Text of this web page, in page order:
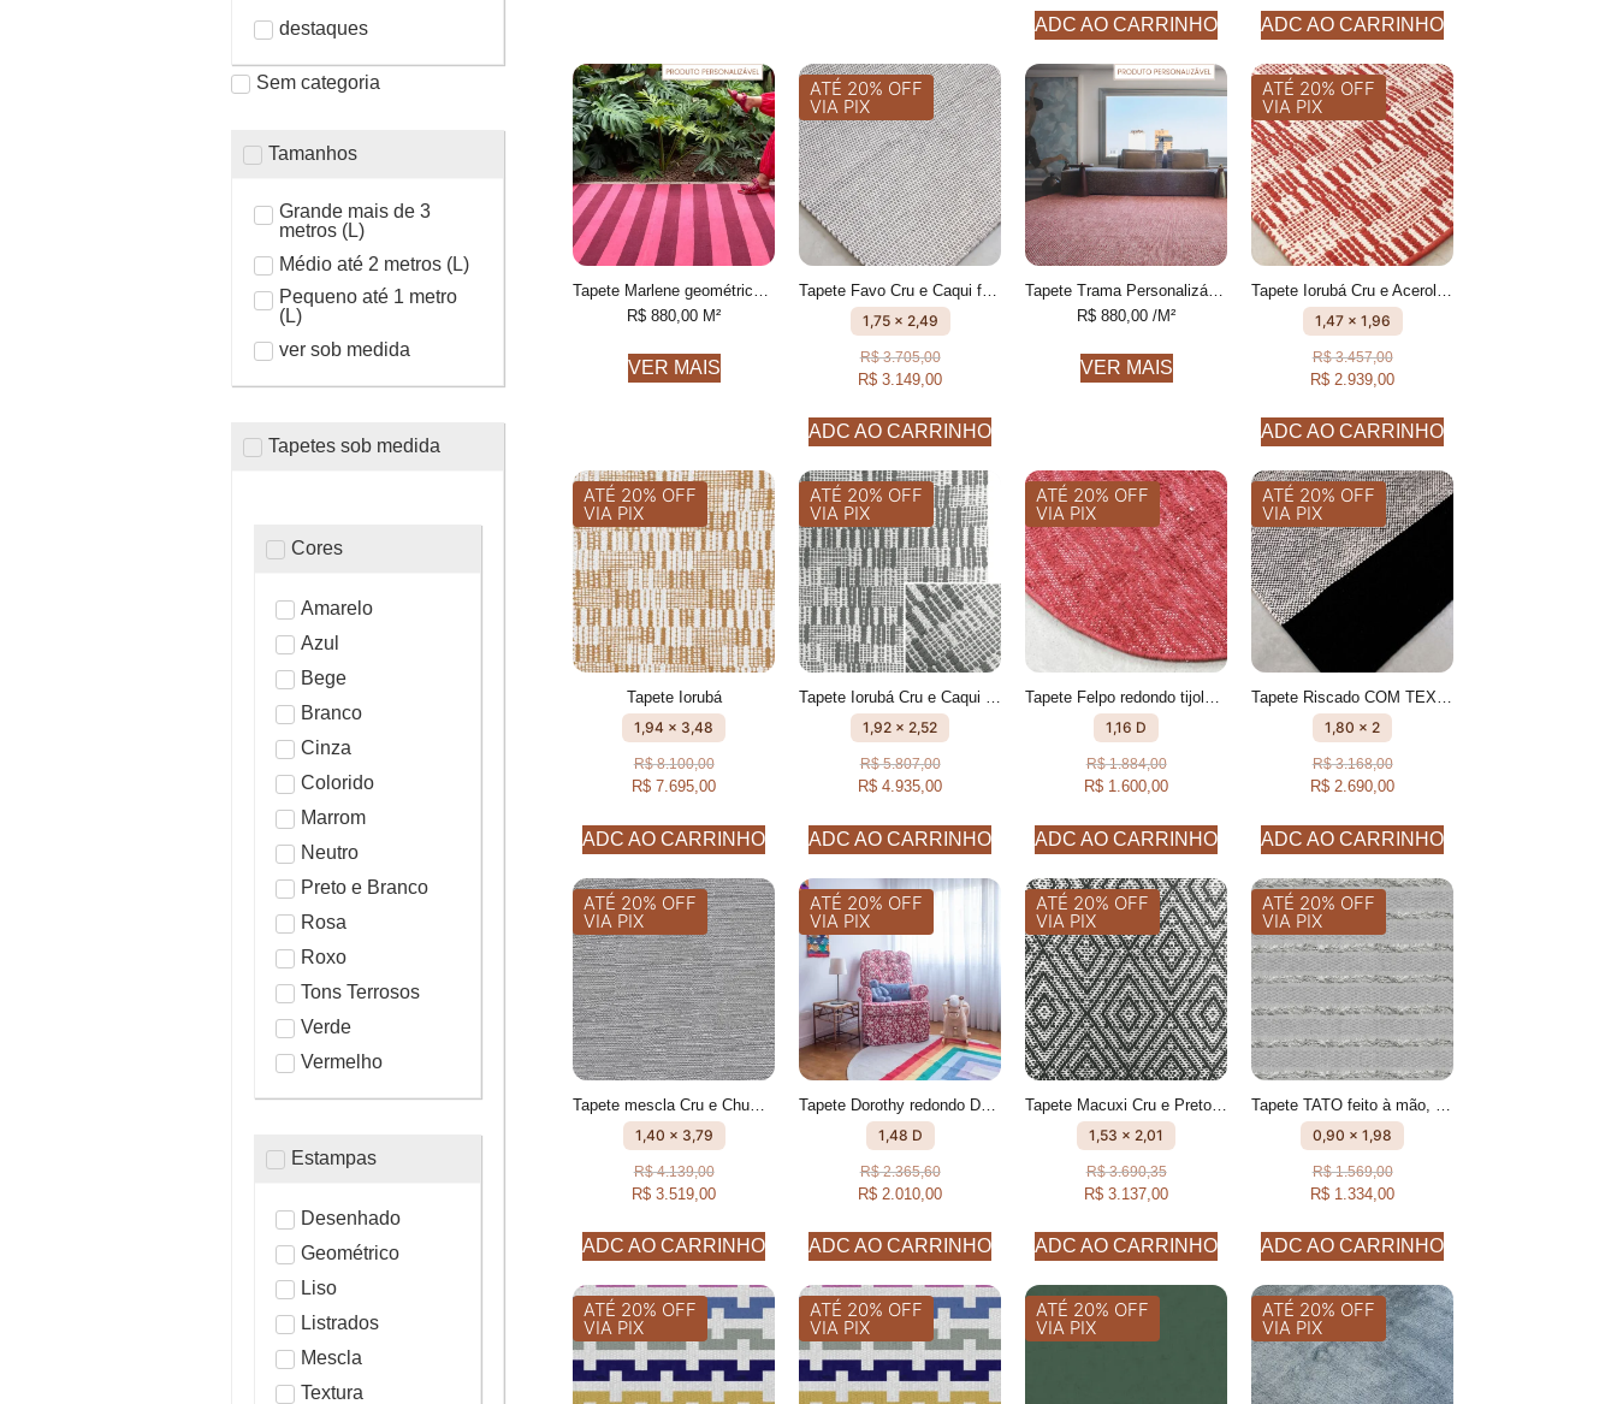
destaques
Sem categoria
Tamanhos
Grande mais de 3
metros (L)
Médio até 2 metros (L)
Pequeno até 1 metro
(L)
ver sob medida
Tapetes sob medida
Cores
Amarelo
Azul
Bege
Branco
Cinza
Colorido
Marrom
Neutro
Preto e Branco
Rosa
Roxo
Tons Terrosos
Verde
Vermelho
Estampas
Desenhado
Geométrico
Liso
Listrados
Mescla
Textura
ADC AO CARRINHO ADC AO CARRINHO
R$ 880,00 M²
VER MAIS
ATÉ 20% OFF
VIA PIX
1,75 x 2,49
R$3.705,00
R$ 3.149,00
ADC AO CARRINHO
R$ 880,00 /M²
VER MAIS
ATÉ 20% OFF
VIA PIX
1,47 x 1,96
R$3.457,00
R$ 2.939,00
ADC AO CARRINHO
ATÉ 20% OFF
VIA PIX
Tapete Iorubá
1,94 x 3,48
R$8.100,00
R$ 7.695,00
ADC AO CARRINHO
ATÉ 20% OFF
VIA PIX
Tapete Iorubá Cru e Caqui geométrico feito à mão, 100% algodão reciclado
1,92 x 2,52
R$5.807,00
R$ 4.935,00
ADC AO CARRINHO
ATÉ 20% OFF
VIA PIX
Tapete Felpo redondo tijolo Fios peludos feito à mão, 100% algodão reciclado
1,16 D
R$1.884,00
R$ 1.600,00
ADC AO CARRINHO
ATÉ 20% OFF
VIA PIX
Tapete Riscado COM TEXTURA FEITO À MÃO, 100% ALGODÃO RECICLADO
1,80 x 2
R$3.168,00
R$ 2.690,00
ADC AO CARRINHO
ATÉ 20% OFF
VIA PIX
1,40 x 3,79
R$4.139,00
R$ 3.519,00
ADC AO CARRINHO
ATÉ 20% OFF
VIA PIX
1,48 D
R$2.365,60
R$ 2.010,00
ADC AO CARRINHO
ATÉ 20% OFF
VIA PIX
1,53 x 2,01
R$3.690,35
R$ 3.137,00
ADC AO CARRINHO
ATÉ 20% OFF
VIA PIX
0,90 x 1,98
R$1.569,00
R$ 1.334,00
ADC AO CARRINHO
ATÉ 20% OFF
VIA PIX
ATÉ 20% OFF
VIA PIX
ATÉ 20% OFF
VIA PIX
ATÉ 20% OFF
VIA PIX